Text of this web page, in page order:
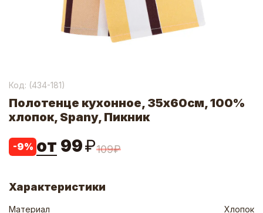
Код: (434-181)
Полотенце кухонное, 35х60см, 100%
хлопок, Spany, Пикник
-9% от 99₽109₽
Характеристики
Материал
Хлопок